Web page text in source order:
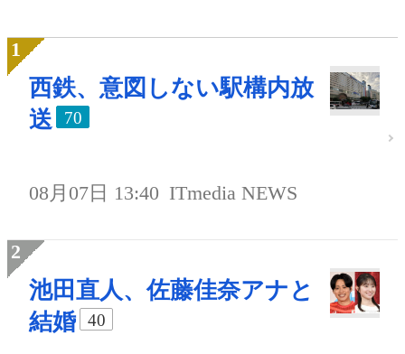
西鉄、意図しない駅構内放
送
70
08月07日 13:40 ITmedia NEWS
池田直人、佐藤佳奈アナと
結婚
40